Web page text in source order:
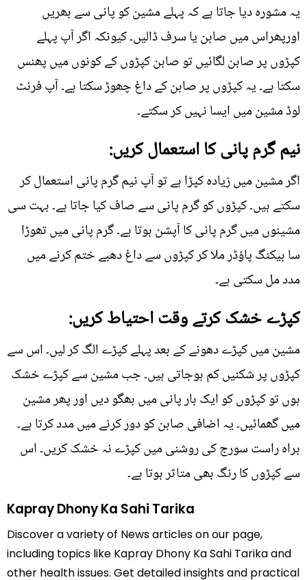
یہ مشورہ دیا جاتا ہے کہ پہلے مشین کو پانی سے بھریں
اورپھراس میں صابن یا سرف ڈالیں۔ کیونکہ اگر آپ پہلے
کپڑوں پر صابن لگائیں تو صابن کپڑوں کے کونوں میں پھنس
سکتا ہے۔ یہ کپڑوں پر صابن کے داغ چھوڑ سکتا ہے۔ آپ فرنٹ
لوڈ مشین میں ایسا نہیں کر سکتے۔
نیم گرم پانی کا استعمال کریں:
اگر مشین میں زیادہ کپڑا ہے تو آپ نیم گرم پانی استعمال کر
سکتے ہیں۔ کپڑوں کو گرم پانی سے صاف کیا جاتا ہے۔ بہت سی
مشینوں میں گرم پانی کا آپشن ہوتا ہے۔ گرم پانی میں تھوڑا
سا بیکنگ پاؤڈر ملا کر کپڑوں سے داغ دھبے ختم کرنے میں
مدد مل سکتی ہے۔
کپڑے خشک کرتے وقت احتیاط کریں:
مشین میں کپڑے دھونے کے بعد پہلے کپڑے الگ کر لیں۔ اس سے
کپڑوں پر شکنیں کم ہوجاتی ہیں۔ جب مشین سے کپڑے خشک
ہوں تو کپڑوں کو ایک بار پانی میں بھگو دیں اور پھر مشین
میں گھمائیں۔ یہ اضافی صابن کو دور کرنے میں مدد کرتا ہے۔
براہ راست سورج کی روشنی میں کپڑے نہ خشک کریں۔ اس
سے کپڑوں کا رنگ بھی متاثر ہوتا ہے۔
Kapray Dhony Ka Sahi Tarika
Discover a variety of News articles on our page,
including topics like Kapray Dhony Ka Sahi Tarika and
other health issues. Get detailed insights and practical